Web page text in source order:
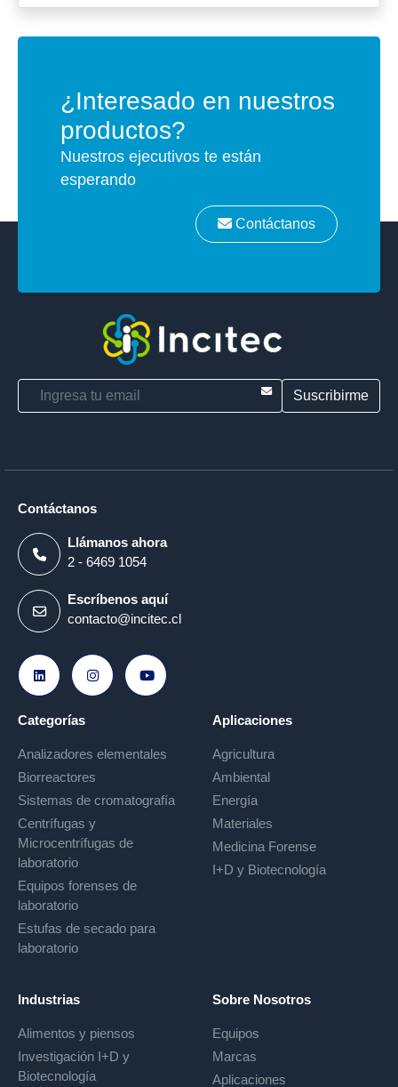
¿Interesado en nuestros
productos?
Nuestros ejecutivos te están
esperando
Contáctanos
E-mail
Contáctanos
Llámanos ahora
2 - 6469 1054
Escríbenos aquí
contacto@incitec.cl
Ir a LinkedInIr a Instagram
Ir a Youtube
Categorías
Analizadores elementales
Biorreactores
Sistemas de cromatografía
Centrífugas y
Microcentrífugas de
laboratorio
Equipos forenses de
laboratorio
Estufas de secado para
laboratorio
Aplicaciones
Agricultura
Ambiental
Energía
Materiales
Medicina Forense
I+D y Biotecnología
Industrias
Alimentos y piensos
Investigación I+D y
Biotecnología
Sobre Nosotros
Equipos
Marcas
Aplicaciones